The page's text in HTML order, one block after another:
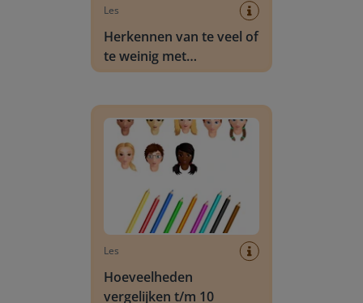
Les
Herkennen van te veel of
te weinig met
hoeveelheden t/m 20
Les
Hoeveelheden
vergelijken t/m 10